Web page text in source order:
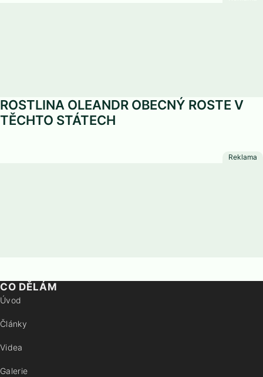
ROSTLINA OLEANDR OBECNÝ ROSTE V
TĚCHTO STÁTECH
CO DĚLÁM
Úvod
Články
Videa
Galerie